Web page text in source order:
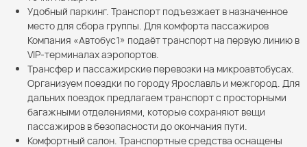
Удобный паркинг. Транспорт подъезжает в назначенное
место для сбора группы. Для комфорта пассажиров
Компания «Автобус1» подаёт транспорт на первую линию в
VIP-терминалах аэропортов.
Трансфер и пассажирские перевозки на микроавтобусах.
Организуем поездки по городу Ярославль и межгород. Для
дальних поездок предлагаем транспорт с просторными
багажными отделениями, которые сохраняют вещи
пассажиров в безопасности до окончания пути.
Комфортный салон. Транспортные средства оснащены